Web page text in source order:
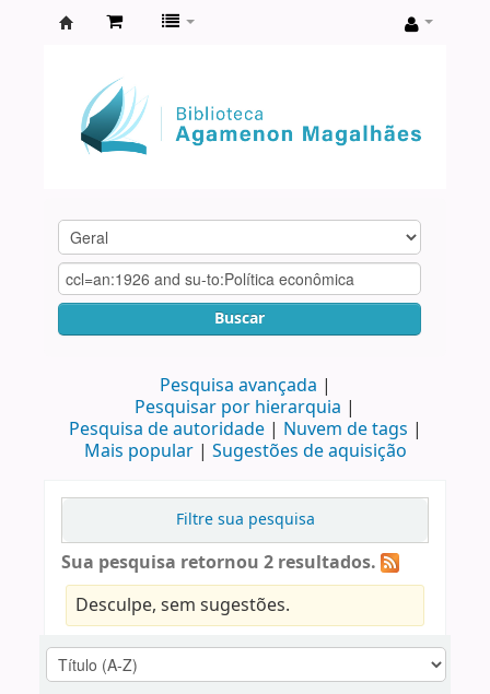
Agamenon
Magalhães
Buscar
Pesquisa avançada
Pesquisar por hierarquia
Pesquisa de autoridade
Nuvem de tags
Mais popular
Sugestões de aquisição
Filtre sua pesquisa
Sua pesquisa retornou 2 resultados.
Desculpe, sem sugestões.